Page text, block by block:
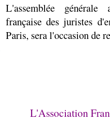
L'assemblée
française des juristes
Paris, sera l'occasion de
L'Association